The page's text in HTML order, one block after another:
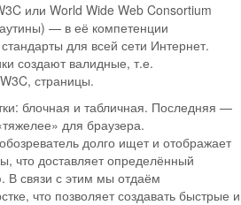
или World Wide Web Consortium
— в её компетенции
для всей сети Интернет.
создают валидные, т.е.
страницы.
блочная и табличная. Последняя —
для браузера.
долго ищет и отображает
что доставляет определённый
В связи с этим мы отдаём
что позволяет создавать быстрые и